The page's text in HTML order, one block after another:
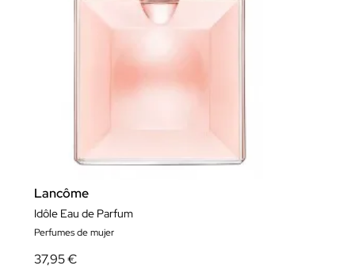
Lancôme
Idôle Eau de Parfum
Perfumes de mujer
37,95 €